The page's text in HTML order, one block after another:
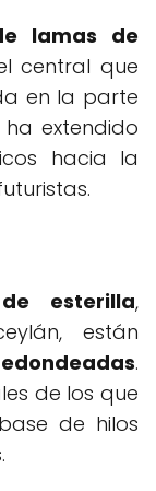
lamas de
central que
en la parte
extendido
hacia la
esterilla,
están
.
de los que
de hilos